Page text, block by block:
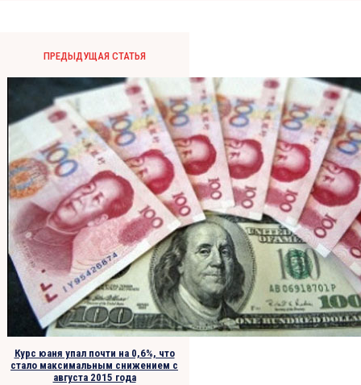
ПРЕДЫДУЩАЯ СТАТЬЯ
Курс юаня упал почти на 0,6%, что
стало максимальным снижением с
августа 2015 года